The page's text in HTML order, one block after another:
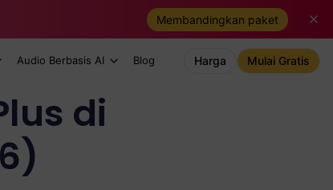
Membandingkan paket
Audio Berbasis AI Blog Harga Mulai Gratis
di